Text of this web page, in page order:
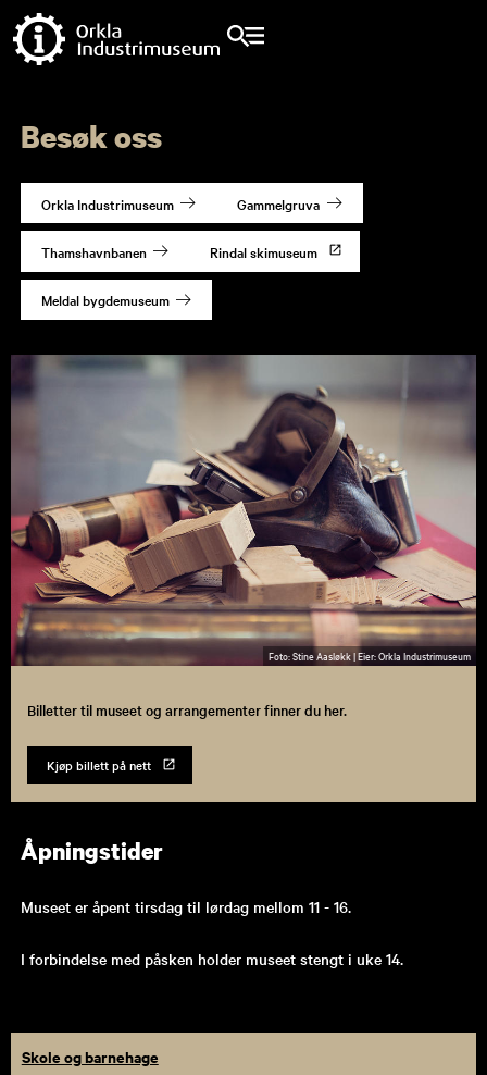
Besøk oss
Orkla Industrimuseum Gammelgruva
Thamshavnbanen Rindal skimuseum
Meldal bygdemuseum
Stine Aasløkk | Orkla Industrimuseum
Billetter til museet og arrangementer finner du her.
Kjøp billett på nett
Åpningstider
Museet er åpent tirsdag til lørdag mellom 11 - 16.
I forbindelse med påsken holder museet stengt i uke 14.
Skole og barnehage